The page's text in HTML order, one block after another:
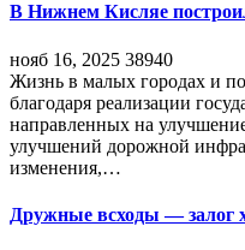
В Нижнем Кисляе
нояб 16, 2025 38940
Жизнь в малых городах и
благодаря реализации
направленных на
улучшений дорожной
изменения,…
Дружные всходы — залог